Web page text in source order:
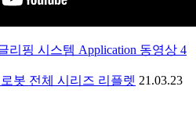
리핑 시스템 Application 동영상 4
봇 전체 시리즈 리플렛 21.03.23